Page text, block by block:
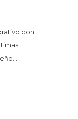
con